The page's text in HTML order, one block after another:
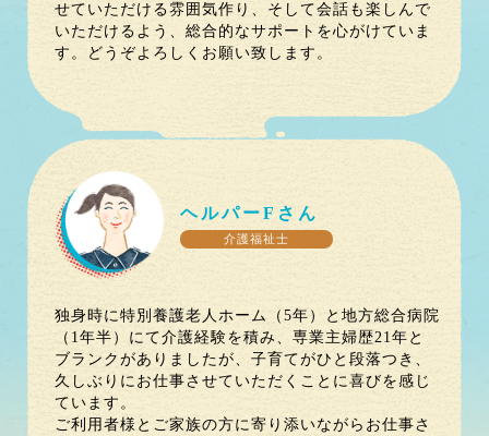
せていただける雰囲気作り、そして会話も楽しんで
いただけるよう、総合的なサポートを心がけていま
す。どうぞよろしくお願い致します。
ヘルパーF さん
介護福祉士
独身時に特別養護老人ホーム（5年）と地方総合病院
（1年半）にて介護経験を積み、専業主婦歴21年と
ブランクがありましたが、子育てがひと段落つき、
久しぶりにお仕事させていただくことに喜びを感じ
ています。
ご利用者様とご家族の方に寄り添いながらお仕事さ